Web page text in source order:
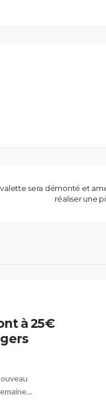
sera démonté et
réaliser une
à 25€